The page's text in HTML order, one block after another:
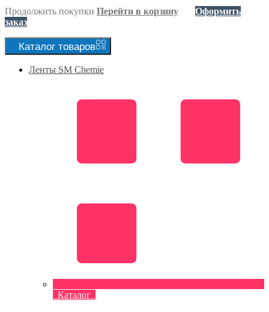
Продолжить покупки Перейти в корзину
Оформить
заказ
Каталог товаров
Ленты SM Chemie
Каталог